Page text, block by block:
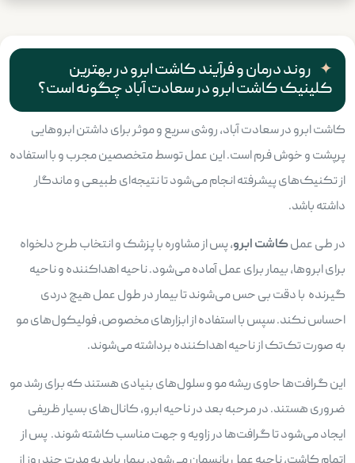
روند درمان و فرآیند کاشت ابرو در بهترین
کلینیک کاشت ابرو در سعادت آباد چگونه است؟
کاشت ابرو در سعادت آباد، روشی سریع و موثر برای داشتن ابروهایی
پرپشت و خوش فرم است. این عمل توسط متخصصین مجرب و با استفاده
از تکنیک‌های پیشرفته انجام می‌شود تا نتیجه‌ای طبیعی و ماندگار
داشته باشد.
در طی عملکاشت ابرو، پس از مشاوره با پزشک و انتخاب طرح دلخواه
برای ابروها، بیمار برای عمل آماده می‌شود. ناحیه اهداکننده و ناحیه
گیرنده با دقت بی حس می‌شوند تا بیمار در طول عمل هیچ دردی
احساس نکند. سپس با استفاده از ابزارهای مخصوص، فولیکول‌های مو
به صورت تک‌تک از ناحیه اهداکننده برداشته می‌شوند.
این گرافت‌ها حاوی ریشه مو و سلول‌های بنیادی هستند که برای رشد مو
ضروری هستند. در مرحبه بعد در ناحیه ابرو، کانال‌های بسیار ظریفی
ایجاد می‌شود تا گرافت‌ها در زاویه و جهت مناسب کاشته شوند. پس از